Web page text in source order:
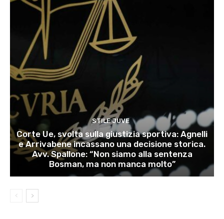
STILE JUVE
Corte Ue, svolta sulla giustizia sportiva: Agnelli
e Arrivabene incassano una decisione storica.
Avv. Spallone: “Non siamo alla sentenza
Bosman, ma non manca molto”